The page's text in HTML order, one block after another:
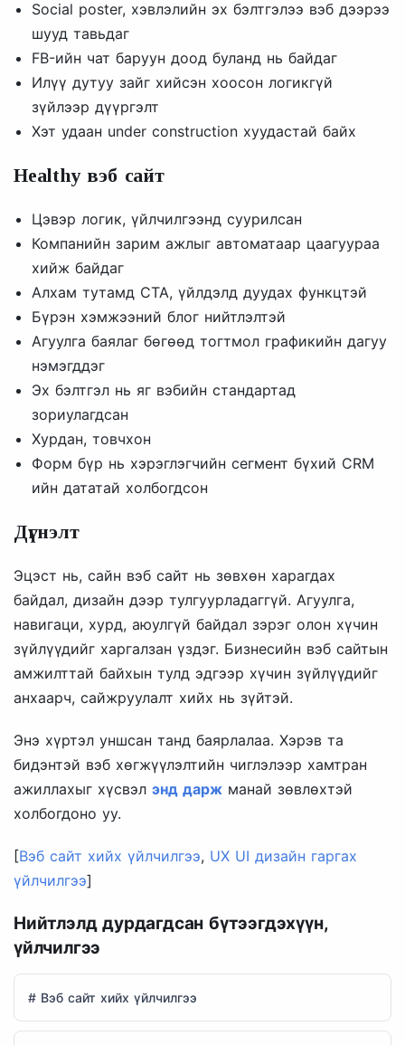
Social poster, хэвлэлийн эх бэлтгэлээ вэб дээрээ
шууд тавьдаг
FB-ийн чат баруун доод буланд нь байдаг
Илүү дутуу зайг хийсэн хоосон логикгүй
зүйлээр дүүргэлт
Хэт удаан under construction хуудастай байх
Healthy вэб сайт
Цэвэр логик, үйлчилгээнд суурилсан
Компанийн зарим ажлыг автоматаар цаагуураа
хийж байдаг
Алхам тутамд CTA, үйлдэлд дуудах функцтэй
Бүрэн хэмжээний блог нийтлэлтэй
Агуулга баялаг бөгөөд тогтмол графикийн дагуу
нэмэгддэг
Эх бэлтгэл нь яг вэбийн стандартад
зориулагдсан
Хурдан, товчхон
Форм бүр нь хэрэглэгчийн сегмент бүхий CRM
ийн дататай холбогдсон
Дүгнэлт
Эцэст нь, сайн вэб сайт нь зөвхөн харагдах
байдал, дизайн дээр тулгуурладаггүй. Агуулга,
навигаци, хурд, аюулгүй байдал зэрэг олон хүчин
зүйлүүдийг харгалзан үздэг. Бизнесийн вэб сайтын
амжилттай байхын тулд эдгээр хүчин зүйлүүдийг
анхаарч, сайжруулалт хийх нь зүйтэй.
Энэ хүртэл уншсан танд баярлалаа. Хэрэв та
бидэнтэй вэб хөгжүүлэлтийн чиглэлээр хамтран
ажиллахыг хүсвэл энд дарж манай зөвлөхтэй
холбогдоно уу.
[Вэб сайт хийх үйлчилгээ, UX UI дизайн гаргах
үйлчилгээ]
Нийтлэлд дурдагдсан бүтээгдэхүүн,
үйлчилгээ
# Вэб сайт хийх үйлчилгээ